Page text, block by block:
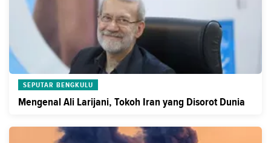
SEPUTAR BENGKULU
Mengenal Ali Larijani, Tokoh Iran yang Disorot Dunia